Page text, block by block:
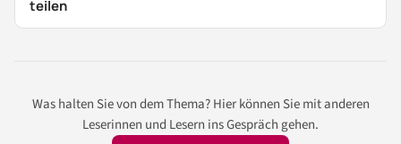
teilen
Was halten Sie von dem Thema? Hier können Sie mit anderen
Leserinnen und Lesern ins Gespräch gehen.